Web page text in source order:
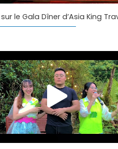
le Gala Dîner d’Asia King